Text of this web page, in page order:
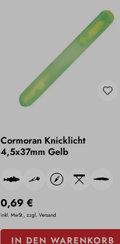
Cormoran Knicklicht
4,5x37mm Gelb
0,69 €
inkl. MwSt., zzgl. Versand
IN DEN WARENKORB